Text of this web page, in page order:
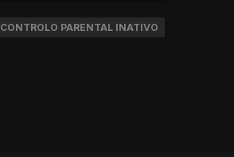
CONTROLO PARENTAL INATIVO